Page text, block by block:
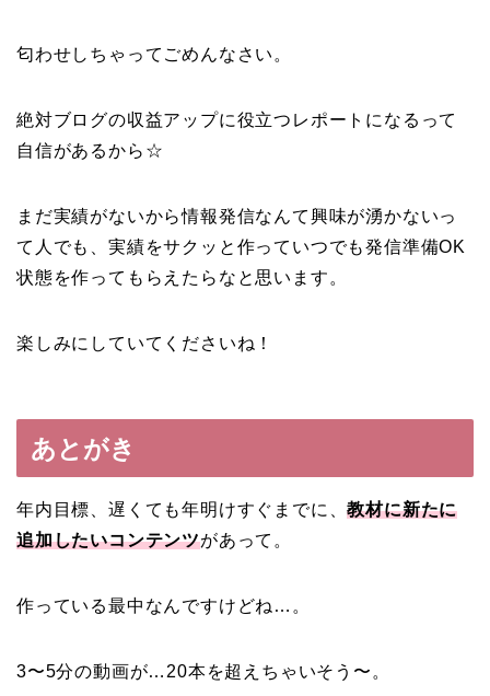
匂わせしちゃってごめんなさい。
絶対ブログの収益アップに役立つレポートになるって
自信があるから☆
まだ実績がないから情報発信なんて興味が湧かないっ
て人でも、実績をサクッと作っていつでも発信準備OK
状態を作ってもらえたらなと思います。
楽しみにしていてくださいね！
あとがき
年内目標、遅くても年明けすぐまでに、教材に新たに
追加したいコンテンツがあって。
作っている最中なんですけどね…。
3〜5分の動画が…20本を超えちゃいそう〜。